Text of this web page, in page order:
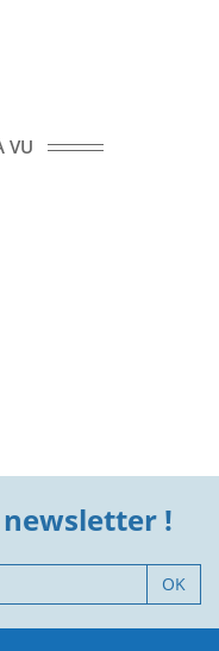
VU
newsletter !
OK